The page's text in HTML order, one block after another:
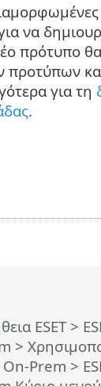
ESET>
>
On-Prem >
να
πρότυπο
προτύπων
για τη
.